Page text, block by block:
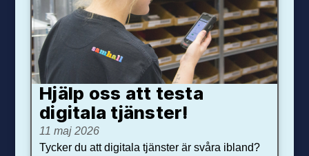
Hjälp oss att testa
digitala tjänster!
11 maj 2026
Tycker du att digitala tjänster är svåra ibland?